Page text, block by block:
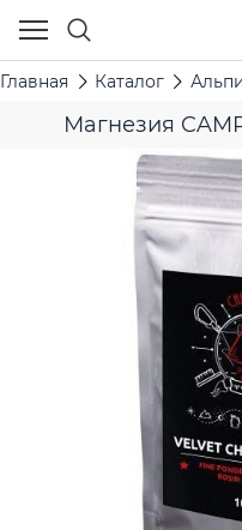
Главная Каталог
Магнезия